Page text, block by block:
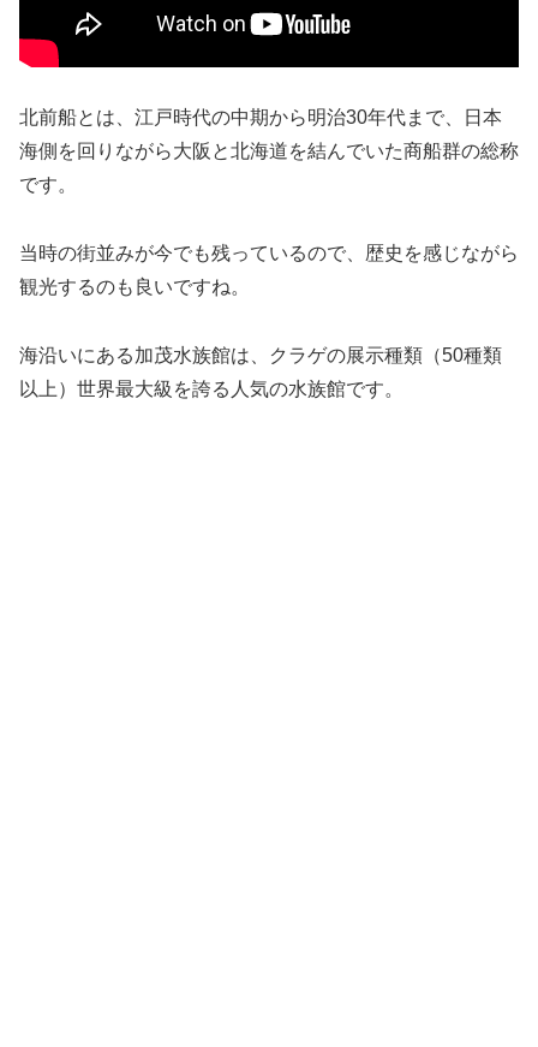
北前船とは、江戸時代の中期から明治30年代まで、日本
海側を回りながら大阪と北海道を結んでいた商船群の総称
です。
当時の街並みが今でも残っているので、歴史を感じながら
観光するのも良いですね。
海沿いにある加茂水族館は、クラゲの展示種類（50種類
以上）世界最大級を誇る人気の水族館です。